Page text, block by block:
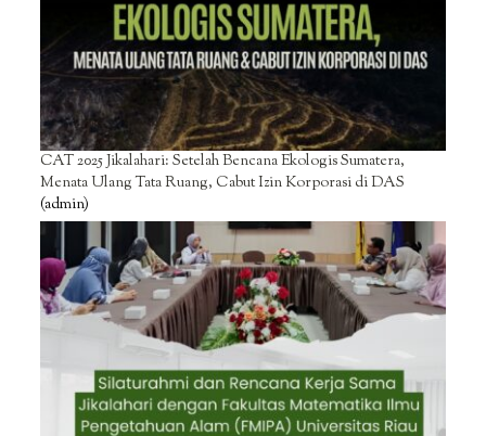
CAT 2025 Jikalahari: Setelah Bencana Ekologis Sumatera,
Menata Ulang Tata Ruang, Cabut Izin Korporasi di DAS
(admin)